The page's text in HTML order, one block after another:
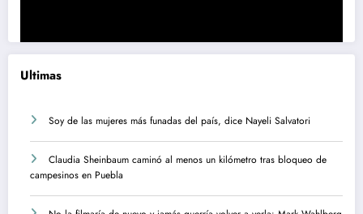
Ultimas
Soy de las mujeres más funadas del país, dice Nayeli Salvatori
Claudia Sheinbaum caminó al menos un kilómetro tras bloqueo de
campesinos en Puebla